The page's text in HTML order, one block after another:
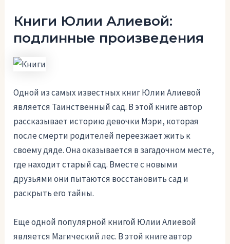
Книги Юлии Алиевой:
подлинные произведения
Одной из самых известных книг Юлии Алиевой
является Таинственный сад. В этой книге автор
рассказывает историю девочки Мэри, которая
после смерти родителей переезжает жить к
своему дяде. Она оказывается в загадочном месте,
где находит старый сад. Вместе с новыми
друзьями они пытаются восстановить сад и
раскрыть его тайны.
Еще одной популярной книгой Юлии Алиевой
является Магический лес. В этой книге автор